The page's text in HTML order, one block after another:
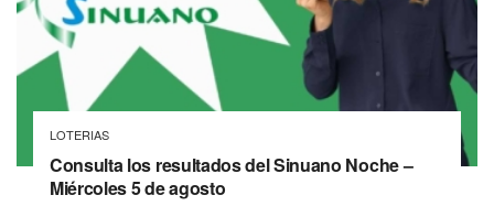
LOTERIAS
Consulta los resultados del Sinuano Noche –
Miércoles 5 de agosto